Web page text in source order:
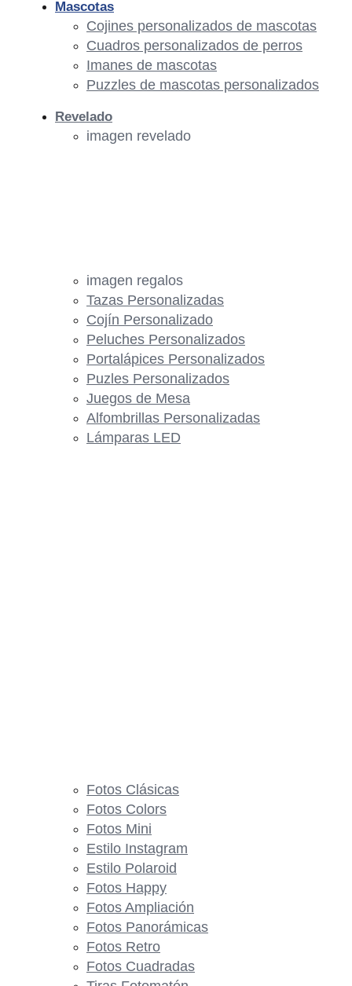
imagen regalos
Tazas Personalizadas
Cojín Personalizado
Peluches Personalizados
Portalápices Personalizados
Puzles Personalizados
Juegos de Mesa
Alfombrillas Personalizadas
Lámparas LED
Mascotas
Cojines personalizados de mascotas
Cuadros personalizados de perros
Imanes de mascotas
Puzzles de mascotas personalizados
Revelado
imagen revelado
Fotos Clásicas
Fotos Colors
Fotos Mini
Estilo Instagram
Estilo Polaroid
Fotos Happy
Fotos Ampliación
Fotos Panorámicas
Fotos Retro
Fotos Cuadradas